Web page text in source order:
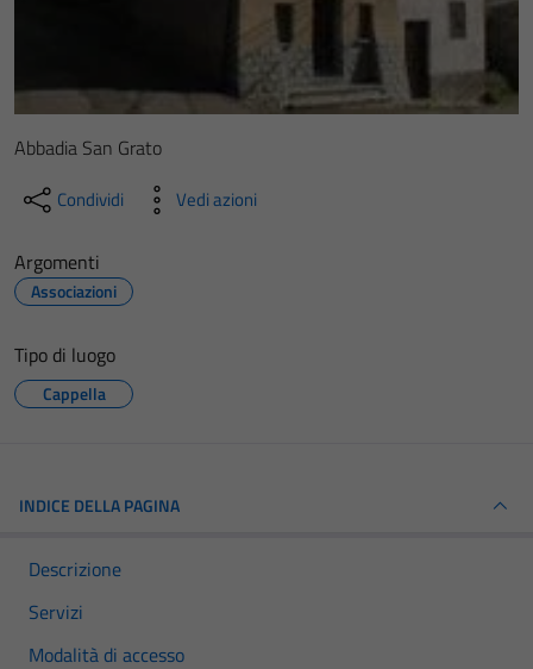
Abbadia San Grato
Condividi Vedi azioni
Argomenti
Associazioni
Tipo di luogo
Cappella
INDICE DELLA PAGINA
Descrizione
Servizi
Modalità di accesso